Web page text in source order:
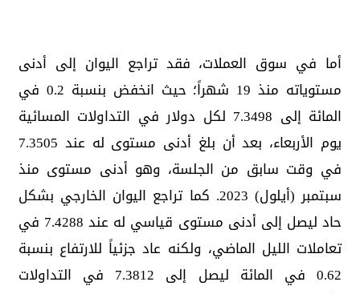
أما في سوق العملات، فقد تراجع اليوان إلى أدنى
مستوياته منذ 19 شهراً؛ حيث انخفض بنسبة 0.2 في
المائة إلى 7.3498 لكل دولار في التداولات المسائية
يوم الأربعاء، بعد أن بلغ أدنى مستوى له عند 7.3505
في وقت سابق من الجلسة، وهو أدنى مستوى منذ
سبتمبر (أيلول) 2023. كما تراجع اليوان الخارجي بشكل
حاد ليصل إلى أدنى مستوى قياسي له عند 7.4288 في
تعاملات الليل الماضي، ولكنه عاد جزئياً للارتفاع بنسبة
0.62 في المائة ليصل إلى 7.3812 في التداولات